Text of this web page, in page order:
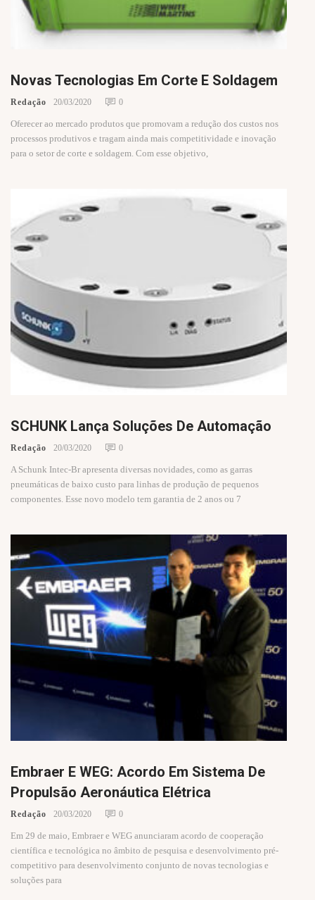
Novas Tecnologias Em Corte E Soldagem
Redação 20/03/2020 0
Oferecer ao mercado produtos que promovam a redução dos custos nos
processos produtivos e tragam ainda mais competitividade e inovação
para o setor de corte e soldagem. Com esse objetivo,
SCHUNK Lança Soluções De Automação
Redação 20/03/2020 0
A Schunk Intec-Br apresenta diversas novidades, como as garras
pneumáticas de baixo custo para linhas de produção de pequenos
componentes. Esse novo modelo tem garantia de 2 anos ou 7
Embraer E WEG: Acordo Em Sistema De
Propulsão Aeronáutica Elétrica
Redação 20/03/2020 0
Em 29 de maio, Embraer e WEG anunciaram acordo de cooperação
científica e tecnológica no âmbito de pesquisa e desenvolvimento pré-
competitivo para desenvolvimento conjunto de novas tecnologias e
soluções para